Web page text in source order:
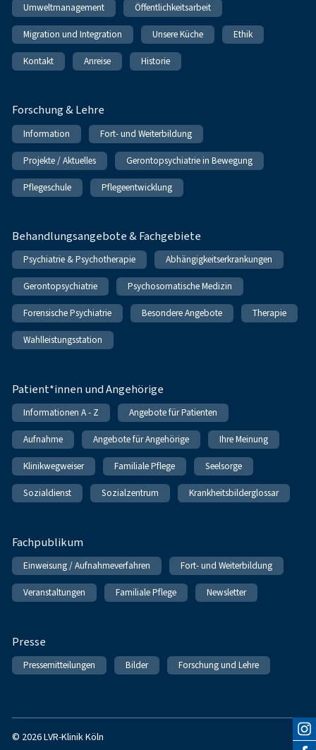
Umweltmanagement Öffentlichkeitsarbeit
Migration und Integration Unsere Küche Ethik
Kontakt Anreise Historie
Forschung & Lehre
Information Fort- und Weiterbildung
Projekte / Aktuelles Gerontopsychiatrie in Bewegung
Pflegeschule Pflegeentwicklung
Behandlungsangebote & Fachgebiete
Psychiatrie & Psychotherapie Abhängigkeitserkrankungen
Gerontopsychiatrie Psychosomatische Medizin
Forensische Psychiatrie Besondere Angebote Therapie
Wahlleistungsstation
Patient*innen und Angehörige
Informationen A - Z Angebote für Patienten
Aufnahme Angebote für Angehörige Ihre Meinung
Klinikwegweiser Familiale Pflege Seelsorge
Sozialdienst Sozialzentrum Krankheitsbilderglossar
Fachpublikum
Einweisung / Aufnahmeverfahren Fort- und Weiterbildung
Veranstaltungen Familiale Pflege Newsletter
Presse
Pressemitteilungen Bilder Forschung und Lehre
© 2026 LVR-Klinik Köln